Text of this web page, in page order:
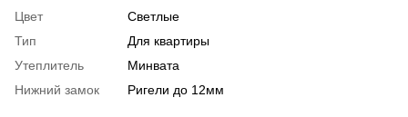
Цвет
Светлые
Тип
Для квартиры
Утеплитель
Минвата
Нижний замок
Ригели до 12мм